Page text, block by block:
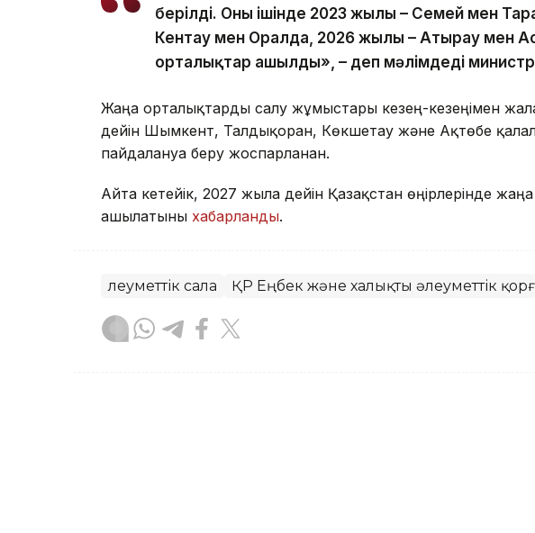
берілді. Оның ішінде 2023 жылы – Семей мен
Кентау мен Оралда, 2026 жылы – Атырау мен
орталықтар ашылды», – деп мәлімдеді
Жаңа орталықтарды салу жұмыстары кезең-кезеңімен
дейін Шымкент, Талдықорған, Көкшетау және Ақтөбе
пайдалануға беру жоспарланған.
Айта кетейік, 2027 жылға дейін Қазақстан өңірлерінде
ашылатыны хабарланды.
Әлеуметтік сала ҚР Еңбек және халықты әлеуметтік